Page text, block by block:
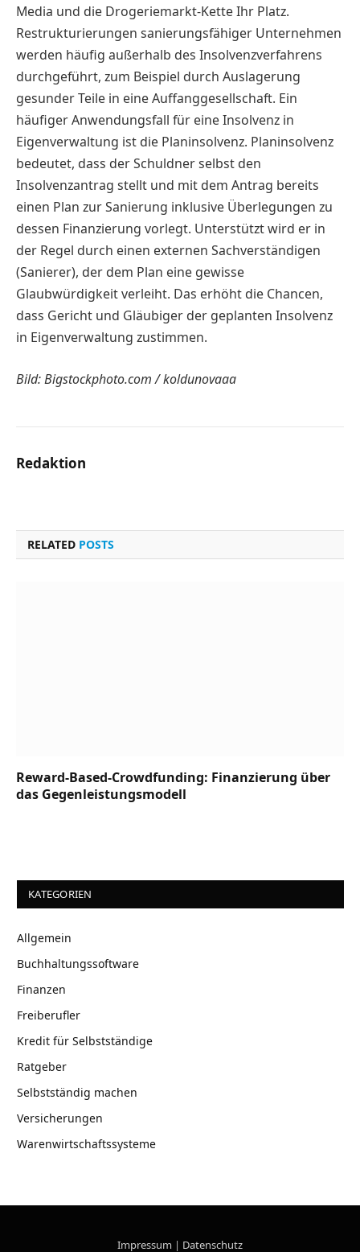
Media und die Drogeriemarkt-Kette Ihr Platz.
Restrukturierungen sanierungsfähiger Unternehmen
werden häufig außerhalb des Insolvenzverfahrens
durchgeführt, zum Beispiel durch Auslagerung
gesunder Teile in eine Auffanggesellschaft. Ein
häufiger Anwendungsfall für eine Insolvenz in
Eigenverwaltung ist die Planinsolvenz. Planinsolvenz
bedeutet, dass der Schuldner selbst den
Insolvenzantrag stellt und mit dem Antrag bereits
einen Plan zur Sanierung inklusive Überlegungen zu
dessen Finanzierung vorlegt. Unterstützt wird er in
der Regel durch einen externen Sachverständigen
(Sanierer), der dem Plan eine gewisse
Glaubwürdigkeit verleiht. Das erhöht die Chancen,
dass Gericht und Gläubiger der geplanten Insolvenz
in Eigenverwaltung zustimmen.
Bild: Bigstockphoto.com / koldunovaaa
Redaktion
RELATED POSTS
Reward-Based-Crowdfunding: Finanzierung über
das Gegenleistungsmodell
KATEGORIEN
Allgemein
Buchhaltungssoftware
Finanzen
Freiberufler
Kredit für Selbstständige
Ratgeber
Selbstständig machen
Versicherungen
Warenwirtschaftssysteme
Impressum | Datenschutz